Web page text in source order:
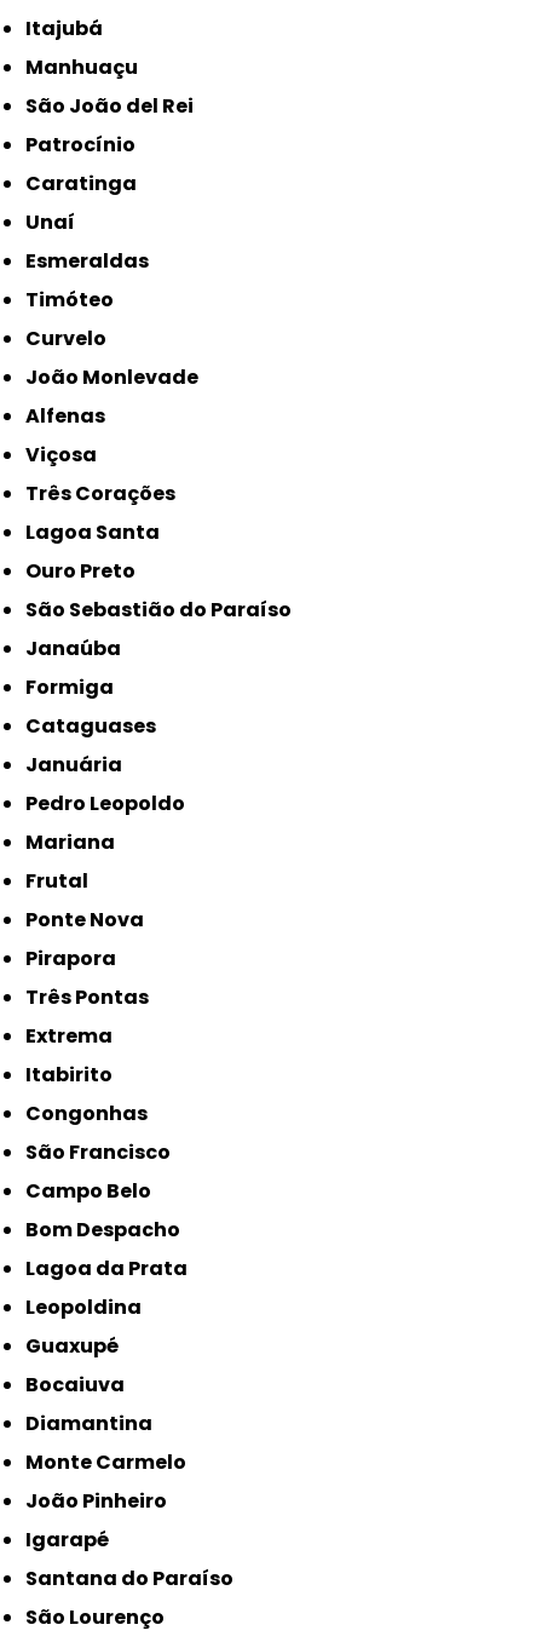
Itajubá
Manhuaçu
São João del Rei
Patrocínio
Caratinga
Unaí
Esmeraldas
Timóteo
Curvelo
João Monlevade
Alfenas
Viçosa
Três Corações
Lagoa Santa
Ouro Preto
São Sebastião do Paraíso
Janaúba
Formiga
Cataguases
Januária
Pedro Leopoldo
Mariana
Frutal
Ponte Nova
Pirapora
Três Pontas
Extrema
Itabirito
Congonhas
São Francisco
Campo Belo
Bom Despacho
Lagoa da Prata
Leopoldina
Guaxupé
Bocaiuva
Diamantina
Monte Carmelo
João Pinheiro
Igarapé
Santana do Paraíso
São Lourenço